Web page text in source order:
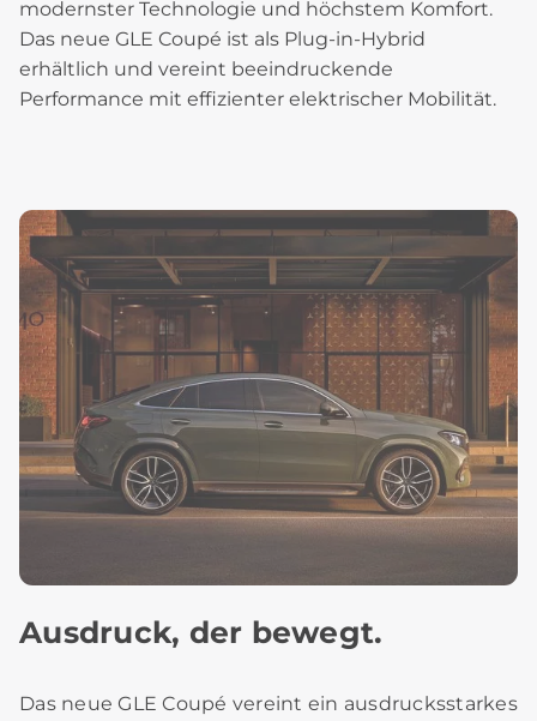
modernster Technologie und höchstem Komfort.
Das neue GLE Coupé ist als Plug-in-Hybrid
erhältlich und vereint beeindruckende
Performance mit effizienter elektrischer Mobilität.
Ausdruck, der bewegt.
Das neue GLE Coupé vereint ein ausdrucksstarkes